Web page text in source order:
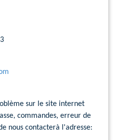
sur le site internet
commandes, erreur de
nous contacterà l'adresse: